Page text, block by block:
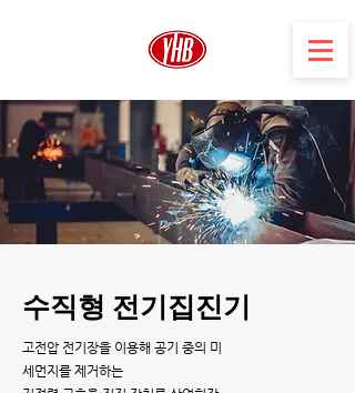
수직형 전기집진기
고전압 전기장을 이용해 공기 중의 미
세먼지를 제거하는